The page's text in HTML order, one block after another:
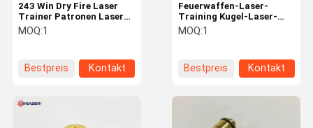
Feuerwaffen-Laser-
Training Kugel-Laser-
Training-Kartusche Heim
Trockene Feuer-Laser-
MOQ:1
Bestpreis Kontakt
243 Win Dry Fire Laser
Trainer Patronen Laser
Training Kugel für das
Schießen Simulator
MOQ:1
Bestpreis Kontakt